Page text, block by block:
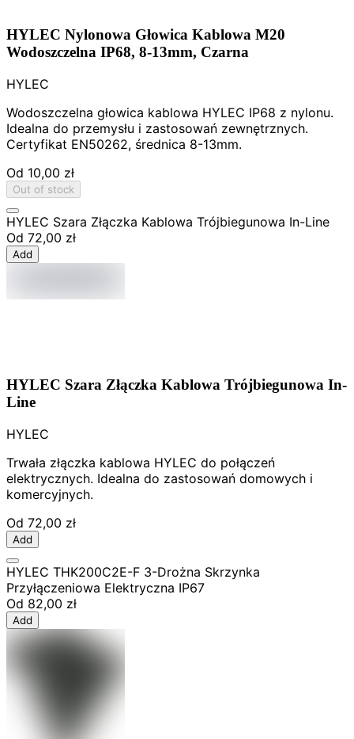
HYLEC Nylonowa Głowica Kablowa M20
Wodoszczelna IP68, 8-13mm, Czarna
HYLEC
Wodoszczelna głowica kablowa HYLEC IP68 z nylonu.
Idealna do przemysłu i zastosowań zewnętrznych.
Certyfikat EN50262, średnica 8-13mm.
Od 10,00 zł
Out of stock
HYLEC Szara Złączka Kablowa Trójbiegunowa In-Line
Od 72,00 zł
Add
HYLEC Szara Złączka Kablowa Trójbiegunowa In-
Line
HYLEC
Trwała złączka kablowa HYLEC do połączeń
elektrycznych. Idealna do zastosowań domowych i
komercyjnych.
Od 72,00 zł
Add
HYLEC THK200C2E-F 3-Drożna Skrzynka
Przyłączeniowa Elektryczna IP67
Od 82,00 zł
Add